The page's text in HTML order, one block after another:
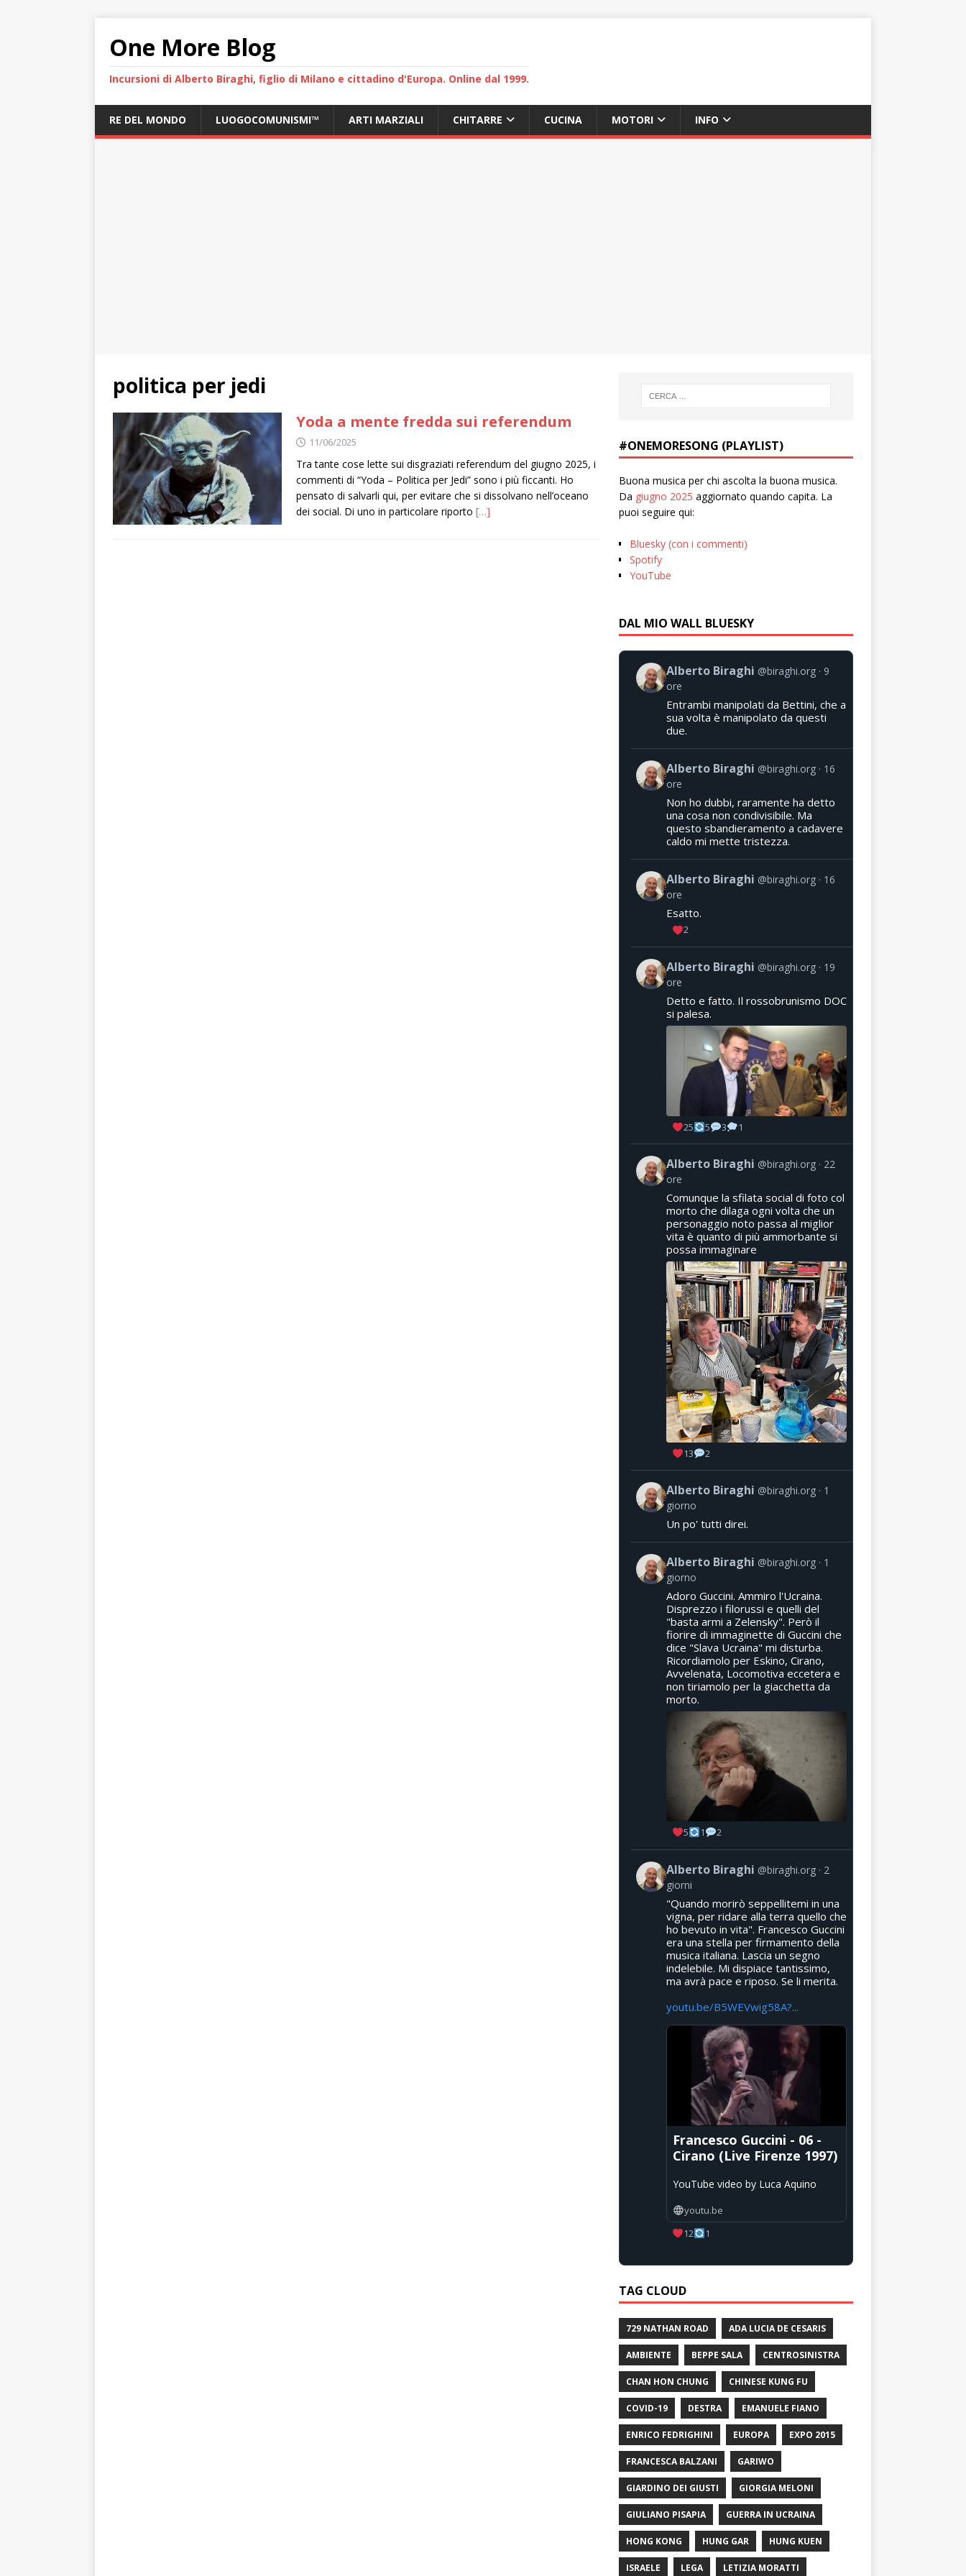
One More Blog
Incursioni di Alberto Biraghi, figlio di Milano e cittadino d'Europa. Online dal 1999.
RE DEL MONDO LUOGOCOMUNISMI™ ARTI MARZIALI CHITARRE CUCINA MOTORI INFO
politica per jedi
Yoda a mente fredda sui referendum
11/06/2025
Tra tante cose lette sui disgraziati referendum del giugno 2025, i
commenti di “Yoda – Politica per Jedi” sono i più ficcanti. Ho
pensato di salvarli qui, per evitare che si dissolvano nell’oceano
dei social. Di uno in particolare riporto […]
#ONEMORESONG (PLAYLIST)
Buona musica per chi ascolta la buona musica.
Da giugno 2025 aggiornato quando capita. La
puoi seguire qui:
Bluesky (con i commenti)
Spotify
YouTube
DAL MIO WALL BLUESKY
Alberto Biraghi @biraghi.org
9
ore
Entrambi manipolati da Bettini, che a
sua volta è manipolato da questi
due.
Alberto Biraghi @biraghi.org
16
ore
Non ho dubbi, raramente ha detto
una cosa non condivisibile. Ma
questo sbandieramento a cadavere
caldo mi mette tristezza.
Alberto Biraghi @biraghi.org
16
ore
Esatto.
2
Alberto Biraghi @biraghi.org
19
ore
Detto e fatto. Il rossobrunismo DOC
si palesa.
25 5 3 1
Alberto Biraghi @biraghi.org
22
ore
Comunque la sfilata social di foto col
morto che dilaga ogni volta che un
personaggio noto passa al miglior
vita è quanto di più ammorbante si
possa immaginare
13 2
Alberto Biraghi @biraghi.org
1
giorno
Un po' tutti direi.
Alberto Biraghi @biraghi.org
1
giorno
Adoro Guccini. Ammiro l'Ucraina.
Disprezzo i filorussi e quelli del
"basta armi a Zelensky". Però il
fiorire di immaginette di Guccini che
dice "Slava Ucraina" mi disturba.
Ricordiamolo per Eskino, Cirano,
Avvelenata, Locomotiva eccetera e
non tiriamolo per la giacchetta da
morto.
5 1 2
Alberto Biraghi @biraghi.org
2
giorni
"Quando morirò seppellitemi in una
vigna, per ridare alla terra quello che
ho bevuto in vita". Francesco Guccini
era una stella per firmamento della
musica italiana. Lascia un segno
indelebile. Mi dispiace tantissimo,
ma avrà pace e riposo. Se li merita.
youtu.be/B5WEVwig58A?...
Francesco Guccini - 06 -
Cirano (Live Firenze 1997)
YouTube video by Luca Aquino
youtu.be
12
1
TAG CLOUD
729 NATHAN ROAD ADA LUCIA DE CESARIS
AMBIENTE BEPPE SALA CENTROSINISTRA
CHAN HON CHUNG CHINESE KUNG FU
COVID-19 DESTRA EMANUELE FIANO
ENRICO FEDRIGHINI EUROPA EXPO 2015
FRANCESCA BALZANI GARIWO
GIARDINO DEI GIUSTI GIORGIA MELONI
GIULIANO PISAPIA GUERRA IN UCRAINA
HONG KONG HUNG GAR HUNG KUEN
ISRAELE LEGA LETIZIA MORATTI